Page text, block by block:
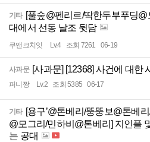
기타 [풀숲@펜리르/딱한두부푸딩
대에서 선동 날조 뒷담
쿠앤크치잇 Lv.4 조회 7261 06-19
사과문 [사과문] [12368] 사건에 대한
퍼니짱 Lv.2 조회 5385 06-17
기타 [용구’@톤베리/뚱뚱보@톤베
@모그리/민하비@톤베리] 지인플
는 공대